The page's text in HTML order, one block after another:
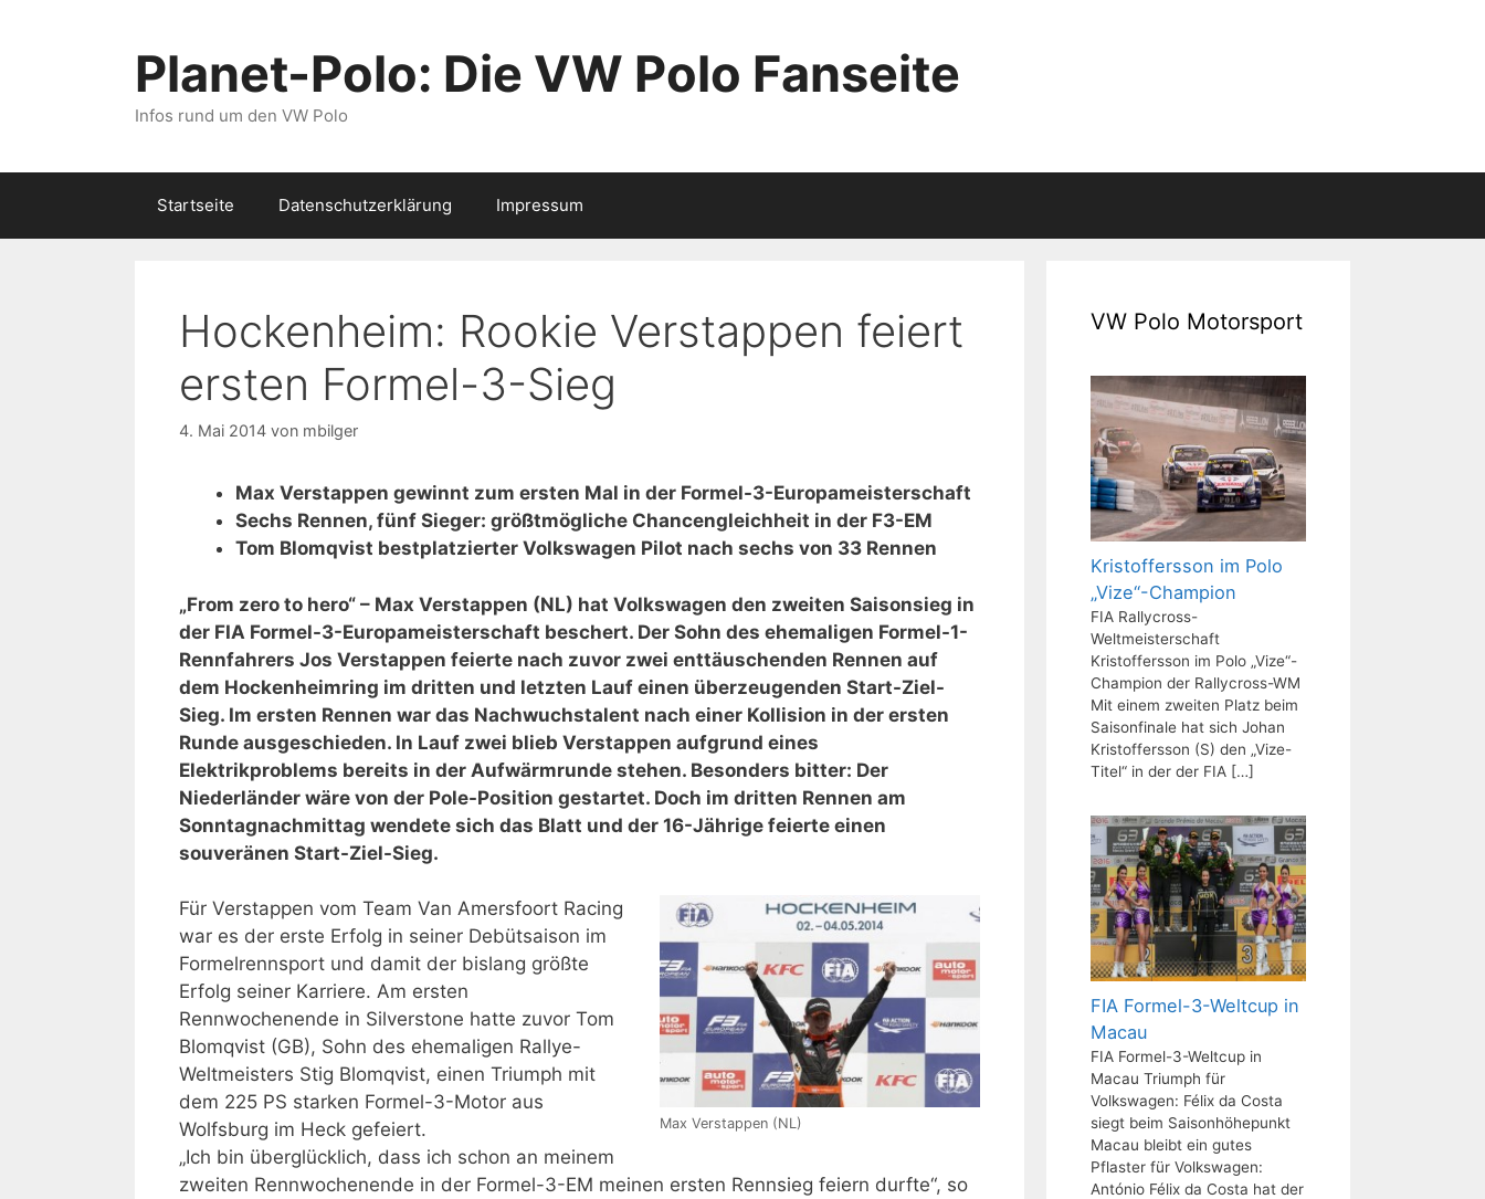
Planet-Polo: Die VW Polo Fanseite
Infos rund um den VW Polo
Startseite Datenschutzerklärung Impressum
Hockenheim: Rookie Verstappen feiert
ersten Formel-3-Sieg
4. Mai 2014 von mbilger
Max Verstappen gewinnt zum ersten Mal in der Formel-3-Europameisterschaft
Sechs Rennen, fünf Sieger: größtmögliche Chancengleichheit in der F3-EM
Tom Blomqvist bestplatzierter Volkswagen Pilot nach sechs von 33 Rennen
„From zero to hero“ – Max Verstappen (NL) hat Volkswagen den zweiten Saisonsieg in
der FIA Formel-3-Europameisterschaft beschert. Der Sohn des ehemaligen Formel-1-
Rennfahrers Jos Verstappen feierte nach zuvor zwei enttäuschenden Rennen auf
dem Hockenheimring im dritten und letzten Lauf einen überzeugenden Start-Ziel-
Sieg. Im ersten Rennen war das Nachwuchstalent nach einer Kollision in der ersten
Runde ausgeschieden. In Lauf zwei blieb Verstappen aufgrund eines
Elektrikproblems bereits in der Aufwärmrunde stehen. Besonders bitter: Der
Niederländer wäre von der Pole-Position gestartet. Doch im dritten Rennen am
Sonntagnachmittag wendete sich das Blatt und der 16-Jährige feierte einen
souveränen Start-Ziel-Sieg.
Max Verstappen (NL)
Für Verstappen vom Team Van Amersfoort Racing
war es der erste Erfolg in seiner Debütsaison im
Formelrennsport und damit der bislang größte
Erfolg seiner Karriere. Am ersten
Rennwochenende in Silverstone hatte zuvor Tom
Blomqvist (GB), Sohn des ehemaligen Rallye-
Weltmeisters Stig Blomqvist, einen Triumph mit
dem 225 PS starken Formel-3-Motor aus
Wolfsburg im Heck gefeiert.
„Ich bin überglücklich, dass ich schon an meinem
zweiten Rennwochenende in der Formel-3-EM meinen ersten Rennsieg feiern durfte“, so
VW Polo Motorsport
Kristoffersson im Polo
„Vize“-Champion
FIA Rallycross-
Weltmeisterschaft
Kristoffersson im Polo „Vize“-
Champion der Rallycross-WM
Mit einem zweiten Platz beim
Saisonfinale hat sich Johan
Kristoffersson (S) den „Vize-
Titel“ in der der FIA […]
FIA Formel-3-Weltcup in
Macau
FIA Formel-3-Weltcup in
Macau Triumph für
Volkswagen: Félix da Costa
siegt beim Saisonhöhepunkt
Macau bleibt ein gutes
Pflaster für Volkswagen:
António Félix da Costa hat der